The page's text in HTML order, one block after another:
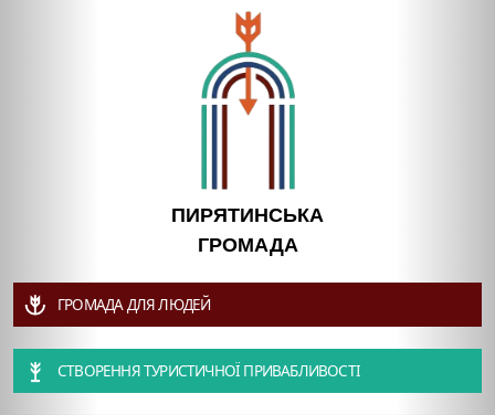
ПИРЯТИНСЬКА
ГРОМАДА
ГРОМАДА ДЛЯ ЛЮДЕЙ
СТВОРЕННЯ ТУРИСТИЧНОЇ ПРИВАБЛИВОСТІ